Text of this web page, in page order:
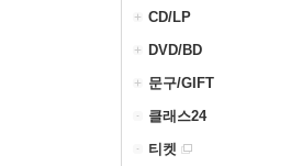
CD/LP
DVD/BD
문구/GIFT
클래스24
티켓